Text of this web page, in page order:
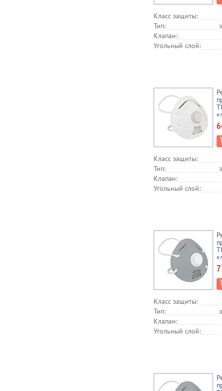
Класс защиты:
Тип:
Клапан:
Угольный слой:
Класс защиты:
Тип:
Клапан:
Угольный слой:
Класс защиты:
Тип:
Клапан:
Угольный слой: